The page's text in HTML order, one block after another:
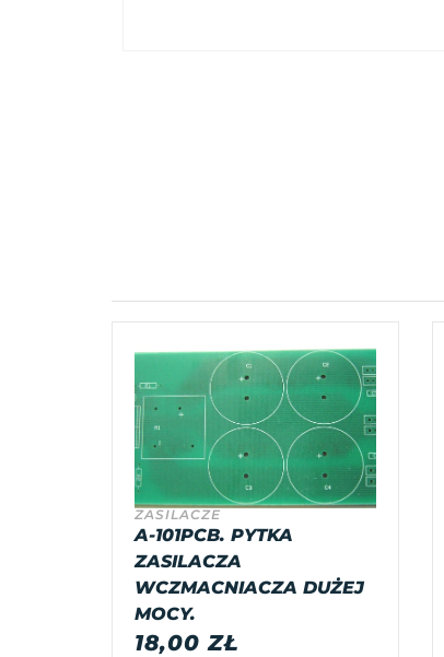
ZASILACZE
A-101PCB. PYTKA
ZASILACZA
WCZMACNIACZA DUŻEJ
MOCY.
18,00ZŁ